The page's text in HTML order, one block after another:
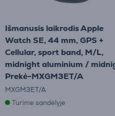
Išmanusis laikrodis Apple
Watch SE, 44 mm, GPS +
Cellular, sport band, M/L,
midnight aluminium /
Prekė-MXGM3ET/A
MXGM3ET/A
Turime sandėlyje